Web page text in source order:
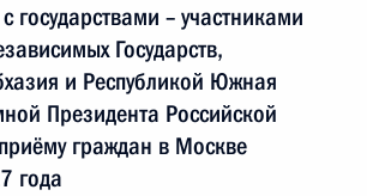
с государствами – участниками
Государств,
и Республикой Южная
Президента Российской
граждан в Москве
года